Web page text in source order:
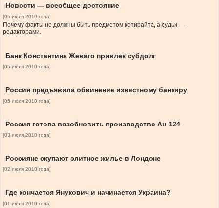
Новости — всеобщее достояние
[05 июля 2010 года]
Почему факты не должны быть предметом копирайта, а судьи —
редакторами.
Банк Константина Жеваго привлек субдолг
[05 июля 2010 года]
Россия предъявила обвинение известному банкиру
[05 июля 2010 года]
Россия готова возобновить производство Ан-124
[03 июля 2010 года]
Россияне скупают элитное жилье в Лондоне
[02 июля 2010 года]
Где кончается Янукович и начинается Украина?
[01 июля 2010 года]